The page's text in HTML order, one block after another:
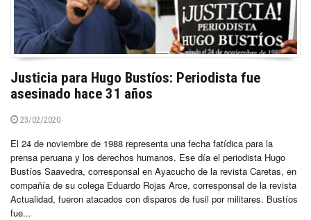
Justicia para Hugo Bustíos: Periodista fue
asesinado hace 31 años
23/02/2020
El 24 de noviembre de 1988 representa una fecha fatídica para la
prensa peruana y los derechos humanos. Ese día el periodista Hugo
Bustíos Saavedra, corresponsal en Ayacucho de la revista Caretas, en
compañía de su colega Eduardo Rojas Arce, corresponsal de la revista
Actualidad, fueron atacados con disparos de fusil por militares. Bustíos
fue...